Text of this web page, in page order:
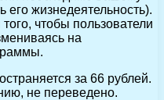
его жизнедеятельность).
чтобы пользователи
на
за 66 рублей.
не переведено.